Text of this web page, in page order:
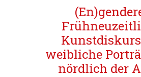
weibliche
nördlich der